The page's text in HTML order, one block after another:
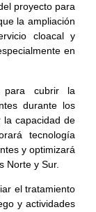
proyecto para
la ampliación
cloacal y
en
para cubrir la
durante los
la capacidad de
tecnología
y optimizará
Norte y Sur.
el tratamiento
y actividades